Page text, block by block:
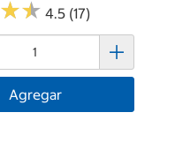
★★
★★ 4.5 (17)
Agregar